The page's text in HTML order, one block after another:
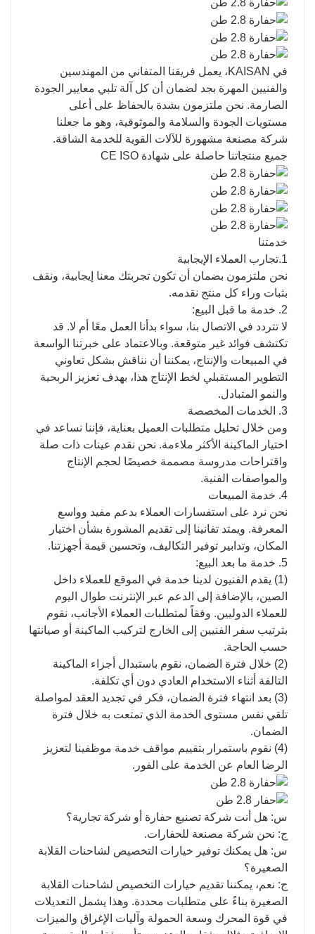
في KAISAN، يعمل فريقنا المتفاني من المهندسين
والفنيين المهرة بجد لضمان أن كل آلة تلبي معايير الجودة
الصارمة. نحن ملتزمون بشدة بالحفاظ على أعلى
مستويات الجودة والسلامة والموثوقية، وهو ما جعلنا
شركة مصنعة مشهورة للآلات القوية للخدمة الشاقة.
جميع منتجاتنا حاصلة على شهادة CE ISO
خدمتنا
1.تجارب العملاء الإيجابية
نحن ملتزمون بضمان أن تكون تجربتك معنا إيجابية، ونقف
بثبات وراء كل منتج نقدمه.
2. خدمة ما قبل البيع:
لا تتردد في الاتصال بنا، سواء بدأنا العمل معًا أم لا. قد
تكتشف فوائد غير متوقعة. وبالاعتماد على خبرتنا الواسعة
في المبيعات والإنتاج، يمكننا أن نناقش بشكل تعاوني
التطوير المستقبلي لخط الإنتاج هذا، بهدف تعزيز الربحية
والنمو المتبادل.
3. الخدمات المخصصة
ومن خلال تحليل متطلبات العميل بعناية، فإننا نساعد في
اختيار الماكينة الأكثر ملاءمة. نحن نقدم عينات ذات صلة
واقتراحات مدروسة مصممة خصيصًا لحجم الإنتاج
والمواصفات الفنية.
4. خدمة المبيعات
نحن نرد على استفسارات العملاء بدعم مفيد وواسع
المعرفة. ويمتد تفانينا إلى تقديم المشورة بشأن اختيار
المكان، وتدابير توفير التكاليف، وتحسين قيمة أجهزتنا.
5. خدمة ما بعد البيع:
(1) يقدم الفنيون لدينا خدمة في الموقع للعملاء داخل
الصين، بالإضافة إلى الدعم عبر الإنترنت طوال اليوم
للعملاء الدوليين. وفقاً لمتطلبات العملاء الأجانب، نقوم
بترتيب سفر الفنيين إلى الخارج لتركيب الماكينة أو صيانتها
حسب الحاجة.
(2) خلال فترة الضمان، نقوم باستبدال أجزاء الماكينة
التالفة أثناء الاستخدام العادي دون أي تكلفة.
(3) بعد انتهاء فترة الضمان، فكر في تجديد العقد لمواصلة
تلقي نفس مستوى الخدمة الذي تمتعت به خلال فترة
الضمان.
(4) نقوم باستمرار بتقييم مواقف خدمة موظفينا لتعزيز
الرضا العام عن الخدمة على الفور.
س: هل أنت شركة تصنيع حفارة أو شركة تجارية؟
ج: نحن شركة مصنعة للحفارات.
س: هل يمكنك توفير خيارات التخصيص لشاحنات القلابة
الصغيرة؟
ج: نعم، يمكننا تقديم خيارات التخصيص لشاحنات القلابة
الصغيرة بناءً على متطلبات محددة. وهذا يشمل التعديلات
في قوة المحرك وسعة الحمولة وآليات الإغراق والميزات